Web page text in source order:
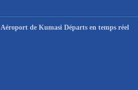
Aéroport de Kumasi Départs en temps réel